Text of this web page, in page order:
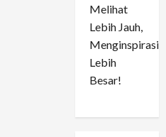
Melihat
Lebih Jauh,
Menginspirasi
Lebih
Besar!